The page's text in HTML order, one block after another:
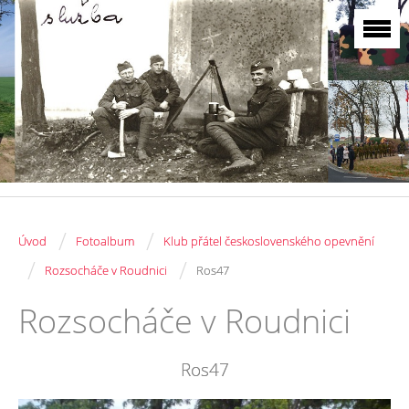
Úvod / Fotoalbum / Klub přátel československého opevnění
/ Rozsocháče v Roudnici / Ros47
Rozsocháče v Roudnici
Ros47